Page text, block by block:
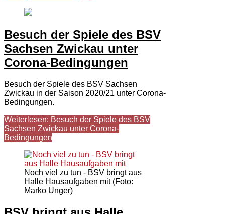
Besuch der Spiele des BSV
Sachsen Zwickau unter
Corona-Bedingungen
Besuch der Spiele des BSV Sachsen
Zwickau in der Saison 2020/21 unter Corona-
Bedingungen.
Weiterlesen: Besuch der Spiele des BSV
Sachsen Zwickau unter Corona-
Bedingungen
Noch viel zu tun - BSV bringt aus
Halle Hausaufgaben mit (Foto:
Marko Unger)